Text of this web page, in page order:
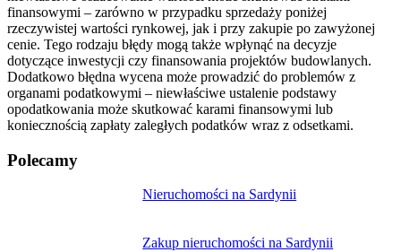
finansowymi – zarówno w przypadku sprzedaży poniżej
rzeczywistej wartości rynkowej, jak i przy zakupie po zawyżonej
cenie. Tego rodzaju błędy mogą także wpłynąć na decyzje
dotyczące inwestycji czy finansowania projektów budowlanych.
Dodatkowo błędna wycena może prowadzić do problemów z
organami podatkowymi – niewłaściwe ustalenie podstawy
opodatkowania może skutkować karami finansowymi lub
koniecznością zapłaty zaległych podatków wraz z odsetkami.
Polecamy
Nieruchomości na Sardynii
Zakup nieruchomości na Sardynii